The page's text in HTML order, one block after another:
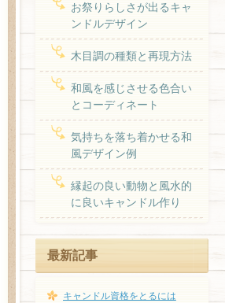
お祭りらしさが出るキャ
ンドルデザイン
木目調の種類と再現方法
和風を感じさせる色合い
とコーディネート
気持ちを落ち着かせる和
風デザイン例
縁起の良い動物と風水的
に良いキャンドル作り
最新記事
キャンドル資格をとるには